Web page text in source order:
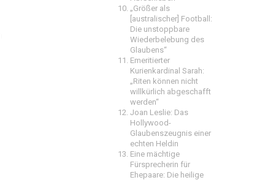
„Größer als
[australischer] Football:
Die unstoppbare
Wiederbelebung des
Glaubens“
Emeritierter
Kurienkardinal Sarah:
„Riten können nicht
willkürlich abgeschafft
werden“
Joan Leslie: Das
Hollywood-
Glaubenszeugnis einer
echten Heldin
Eine mächtige
Fürsprecherin für
Ehepaare: Die heilige